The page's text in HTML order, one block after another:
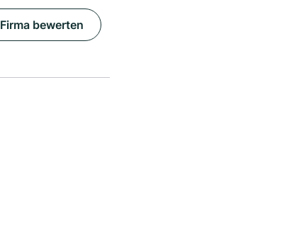
Firma bewerten